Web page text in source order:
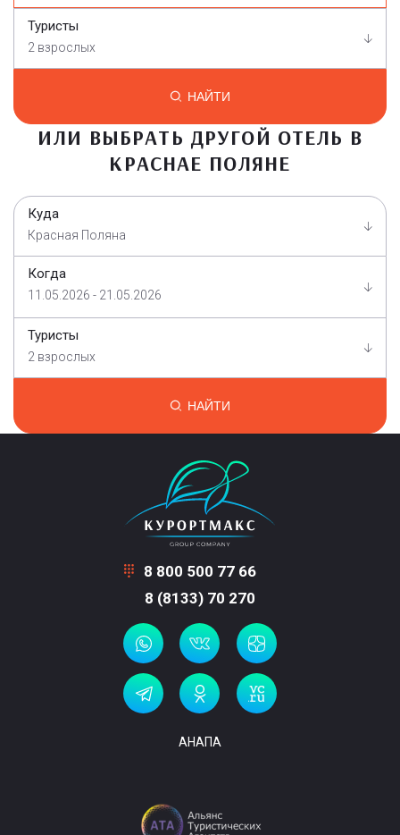
Туристы
2 взрослых
НАЙТИ
ИЛИ ВЫБРАТЬ ДРУГОЙ ОТЕЛЬ В
КРАСНАЕ ПОЛЯНЕ
Куда
Красная Поляна
Когда
11.05.2026 - 21.05.2026
Туристы
2 взрослых
НАЙТИ
8 800 500 77 66
8 (8133) 70 270
АНАПА